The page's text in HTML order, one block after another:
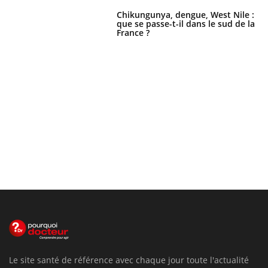
Chikungunya, dengue, West Nile :
que se passe-t-il dans le sud de la
France ?
Le site santé de référence avec chaque jour toute l'actualité